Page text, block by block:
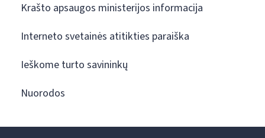
Krašto apsaugos ministerijos informacija
Interneto svetainės atitikties paraiška
Ieškome turto savininkų
Nuorodos